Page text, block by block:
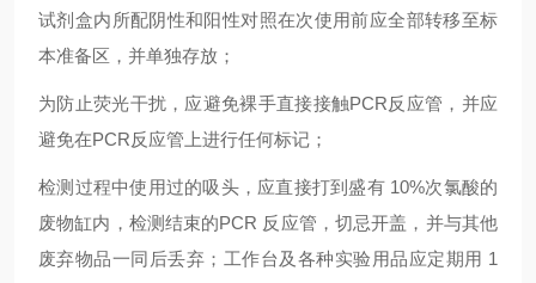
试剂盒内所配阴性和阳性对照在次使用前应全部转移至标
本准备区，并单独存放；
为防止荧光干扰，应避免裸手直接接触PCR反应管，并应
避免在PCR反应管上进行任何标记；
检测过程中使用过的吸头，应直接打到盛有 10%次氯酸的
废物缸内，检测结束的PCR 反应管，切忌开盖，并与其他
废弃物品一同后丢弃；工作台及各种实验用品应定期用 1